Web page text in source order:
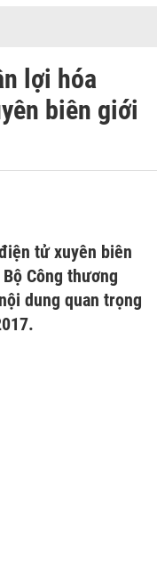
lợi hóa
biên giới
tử xuyên biên
Công thương
dung quan trọng